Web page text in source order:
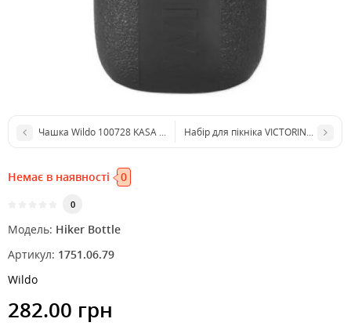
Чашка Wildo 100728 KASA Army 300 ml ц:темно-сірий
Набір для пікніка VICTORINOX
Немає в наявності 0
0
Модель: Hiker Bottle
Артикул: 1751.06.79
Wildo
282.00 грн